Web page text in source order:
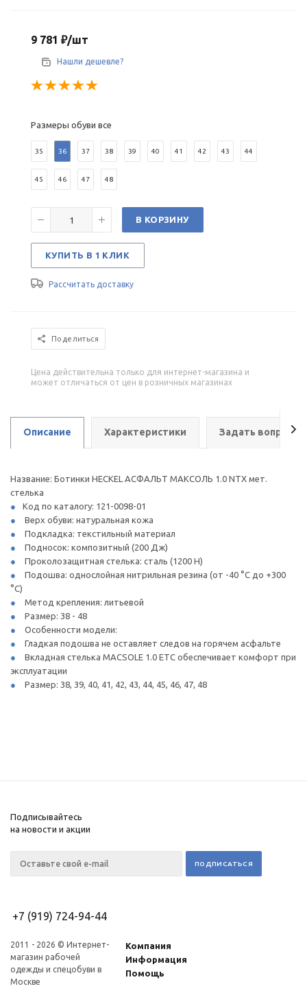
9 781 ₽/шт
Нашли дешевле?
Размеры обуви все
35 36 37 38 39 40 41 42 43 44
45 46 47 48
В КОРЗИНУ
КУПИТЬ В 1 КЛИК
Рассчитать доставку
Поделиться
Цена действительна только для интернет-магазина и
может отличаться от цен в розничных магазинах
Описание Характеристики Задать вопрос
Название: Ботинки HECKEL АСФАЛЬТ МАКСОЛЬ 1.0 NTX мет.
стелька
Код по каталогу: 121-0098-01
Верх обуви: натуральная кожа
Подкладка: текстильный материал
Подносок: композитный (200 Дж)
Проколозащитная стелька: сталь (1200 Н)
Подошва: однослойная нитрильная резина (от -40 °С до +300
°С)
Метод крепления: литьевой
Размер: 38 - 48
Особенности модели:
Гладкая подошва не оставляет следов на горячем асфальте
Вкладная стелька MACSOLE 1.0 ETC обеспечивает комфорт при
эксплуатации
Размер: 38, 39, 40, 41, 42, 43, 44, 45, 46, 47, 48
Подписывайтесь
на новости и акции
+7 (919) 724-94-44
2011 - 2026 © Интернет-
магазин рабочей
одежды и спецобуви в
Москве
Компания
Информация
Помощь